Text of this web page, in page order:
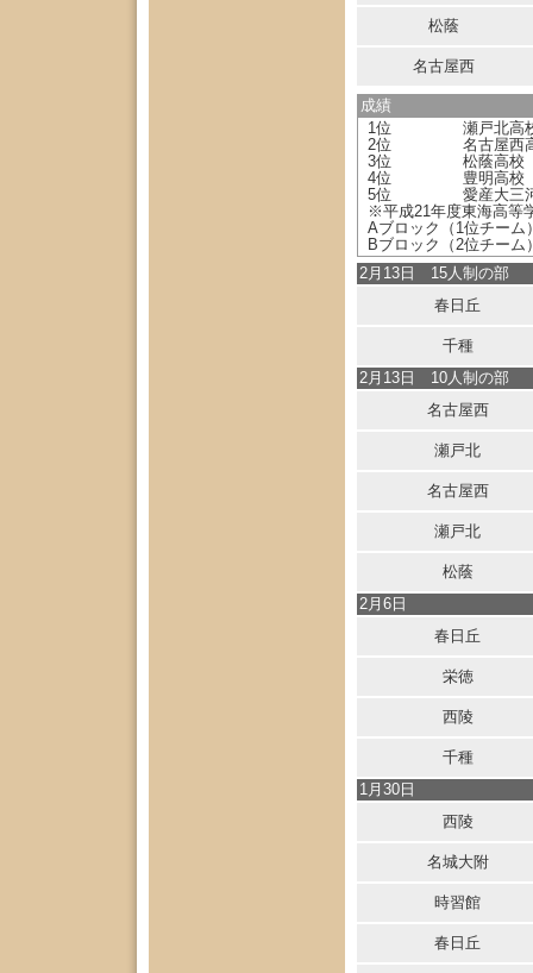
松蔭
名古屋西
成績
1位
瀬戸北
2位
名古屋
3位
松蔭高
4位
豊明高
5位
愛産大
※平成21年度東海高等
Aブロック（1位チーム
Bブロック（2位チー
2月13日 15人制の部
春日丘
千種
2月13日 10人制の部
名古屋西
瀬戸北
名古屋西
瀬戸北
松蔭
2月6日
春日丘
栄徳
西陵
千種
1月30日
西陵
名城大附
時習館
春日丘